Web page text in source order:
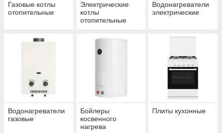
Газовые котлы
отопительные
Электрические
котлы
отопительные
Водонагреватели
электрические
Водонагреватели
газовые
Бойлеры
косвенного
нагрева
Плиты кухонные